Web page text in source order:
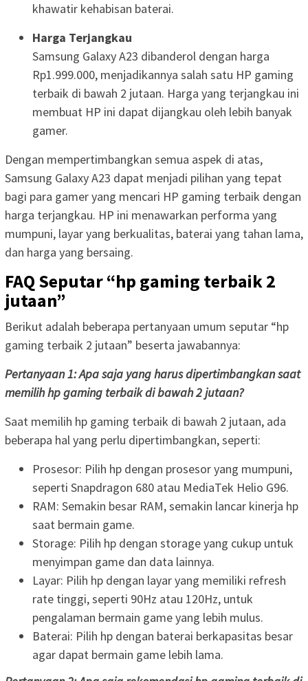
khawatir kehabisan baterai.
Harga Terjangkau
Samsung Galaxy A23 dibanderol dengan harga
Rp1.999.000, menjadikannya salah satu HP gaming
terbaik di bawah 2 jutaan. Harga yang terjangkau ini
membuat HP ini dapat dijangkau oleh lebih banyak
gamer.
Dengan mempertimbangkan semua aspek di atas,
Samsung Galaxy A23 dapat menjadi pilihan yang tepat
bagi para gamer yang mencari HP gaming terbaik dengan
harga terjangkau. HP ini menawarkan performa yang
mumpuni, layar yang berkualitas, baterai yang tahan lama,
dan harga yang bersaing.
FAQ Seputar “hp gaming terbaik 2
jutaan”
Berikut adalah beberapa pertanyaan umum seputar “hp
gaming terbaik 2 jutaan” beserta jawabannya:
Pertanyaan 1: Apa saja yang harus dipertimbangkan saat
memilih hp gaming terbaik di bawah 2 jutaan?
Saat memilih hp gaming terbaik di bawah 2 jutaan, ada
beberapa hal yang perlu dipertimbangkan, seperti:
Prosesor: Pilih hp dengan prosesor yang mumpuni,
seperti Snapdragon 680 atau MediaTek Helio G96.
RAM: Semakin besar RAM, semakin lancar kinerja hp
saat bermain game.
Storage: Pilih hp dengan storage yang cukup untuk
menyimpan game dan data lainnya.
Layar: Pilih hp dengan layar yang memiliki refresh
rate tinggi, seperti 90Hz atau 120Hz, untuk
pengalaman bermain game yang lebih mulus.
Baterai: Pilih hp dengan baterai berkapasitas besar
agar dapat bermain game lebih lama.